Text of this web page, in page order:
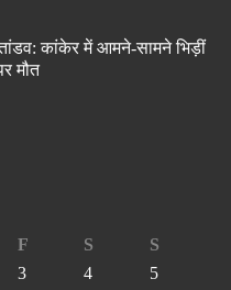
कांकेर में आमने-सामने भिड़ीं
मौत
F S
S
3 4
5